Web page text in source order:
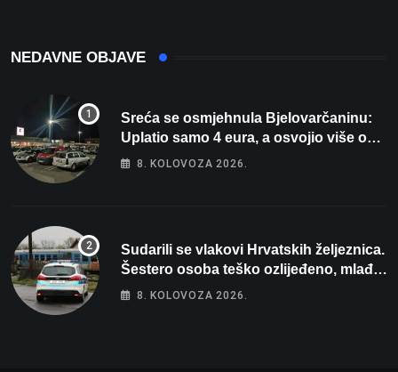
NEDAVNE OBJAVE
Sreća se osmjehnula Bjelovarčaninu:
Uplatio samo 4 eura, a osvojio više od
80 tisuća eura
8. KOLOVOZA 2026.
Sudarili se vlakovi Hrvatskih željeznica.
Šestero osoba teško ozlijeđeno, mlađa
žena na intenzivnoj
8. KOLOVOZA 2026.